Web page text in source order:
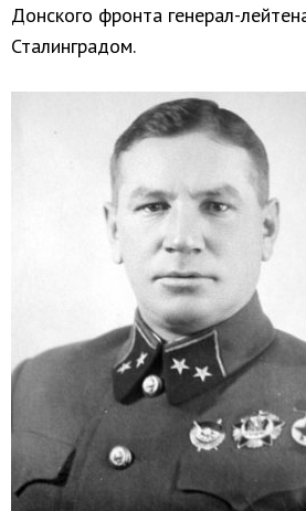
Донского фронта генерал-
Сталинградом.